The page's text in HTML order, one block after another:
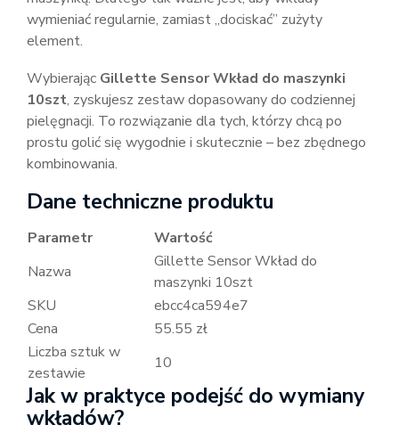
wymieniać regularnie, zamiast „dociskać” zużyty
element.
Wybierając Gillette Sensor Wkład do maszynki
10szt, zyskujesz zestaw dopasowany do codziennej
pielęgnacji. To rozwiązanie dla tych, którzy chcą po
prostu golić się wygodnie i skutecznie – bez zbędnego
kombinowania.
Dane techniczne produktu
Parametr
Wartość
Nazwa
Gillette Sensor Wkład do
maszynki 10szt
SKU
ebcc4ca594e7
Cena
55.55 zł
Liczba sztuk w
zestawie
10
Jak w praktyce podejść do wymiany
wkładów?